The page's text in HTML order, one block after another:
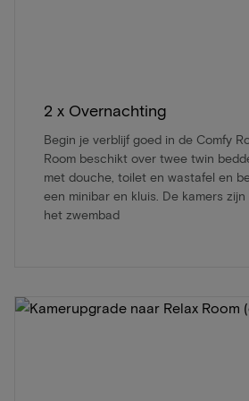
2 x Overnachting
Begin je verblijf goed in de Comfy
Room beschikt over twee twin
met douche, toilet en wastafel en
een minibar en kluis. De kamers
het zwembad